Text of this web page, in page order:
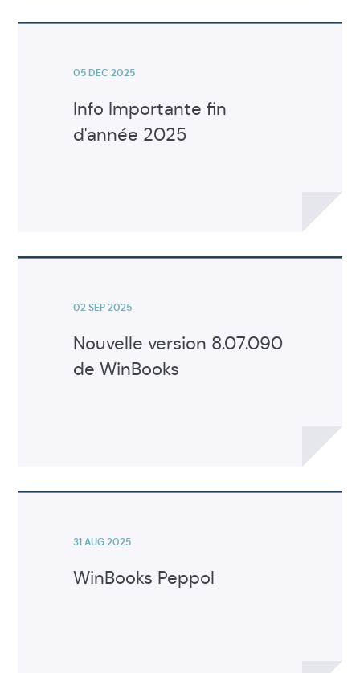
Voir
Info Importante fin
d'année 2025
05 DEC 2025
Voir
Nouvelle version 8.07.090
de WinBooks
02 SEP 2025
Voir
WinBooks Peppol
31 AUG 2025